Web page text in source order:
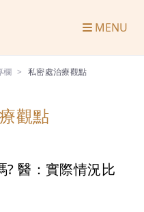
MENU
欄 私密處治療觀點
觀點
? 醫：實際情況比